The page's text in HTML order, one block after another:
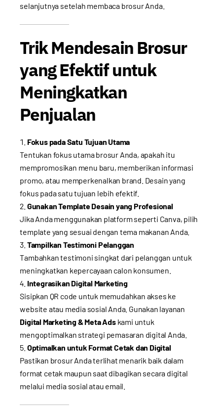
selanjutnya setelah membaca brosur Anda.
Trik Mendesain Brosur
yang Efektif untuk
Meningkatkan
Penjualan
Fokus pada Satu Tujuan Utama
Tentukan fokus utama brosur Anda, apakah itu
mempromosikan menu baru, memberikan informasi
promo, atau memperkenalkan brand. Desain yang
fokus pada satu tujuan lebih efektif.
Gunakan Template Desain yang Profesional
Jika Anda menggunakan platform seperti Canva, pilih
template yang sesuai dengan tema makanan Anda.
Tampilkan Testimoni Pelanggan
Tambahkan testimoni singkat dari pelanggan untuk
meningkatkan kepercayaan calon konsumen.
Integrasikan Digital Marketing
Sisipkan QR code untuk memudahkan akses ke
website atau media sosial Anda. Gunakan layanan
Digital Marketing & Meta Adskami untuk
mengoptimalkan strategi pemasaran digital Anda.
Optimalkan untuk Format Cetak dan Digital
Pastikan brosur Anda terlihat menarik baik dalam
format cetak maupun saat dibagikan secara digital
melalui media sosial atau email.